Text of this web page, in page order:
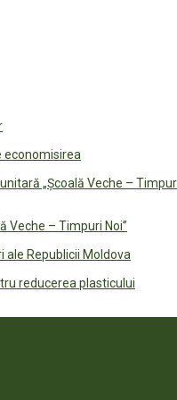
economisirea
„Școală Veche –
Veche – Timpuri Noi”
Republicii Moldova
reducerea plasticului